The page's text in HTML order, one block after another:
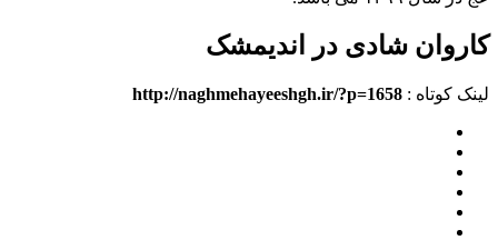
کاروان شادی در اندیمشک
لینک کوتاه : http://naghmehayeeshgh.ir/?p=1658